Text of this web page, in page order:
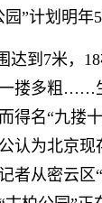
”计划明年5
到7米，18
搂多粗……
得名“九搂
认为北京
者从密云区